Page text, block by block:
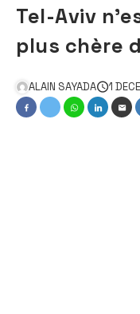
Tel-Aviv
plus chère
ALAIN SAYADA 1